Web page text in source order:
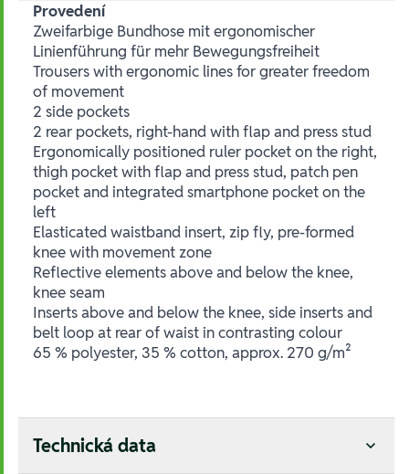
Provedení
Zweifarbige Bundhose mit ergonomischer
Linienführung für mehr Bewegungsfreiheit
Trousers with ergonomic lines for greater freedom
of movement
2 side pockets
2 rear pockets, right-hand with flap and press stud
Ergonomically positioned ruler pocket on the right,
thigh pocket with flap and press stud, patch pen
pocket and integrated smartphone pocket on the
left
Elasticated waistband insert, zip fly, pre-formed
knee with movement zone
Reflective elements above and below the knee,
knee seam
Inserts above and below the knee, side inserts and
belt loop at rear of waist in contrasting colour
65 % polyester, 35 % cotton, approx. 270 g/m²
Technická data